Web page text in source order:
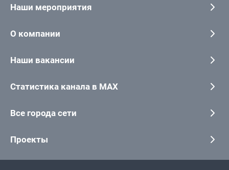
Наши мероприятия
О компании
Наши вакансии
Статистика канала в MAX
Все города сети
Проекты